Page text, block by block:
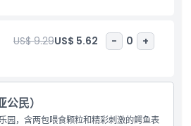
US$ 9.29US$ 5.62 - 0 +
民）
园，含两包喂食颗粒和精彩刺激的鳄鱼表